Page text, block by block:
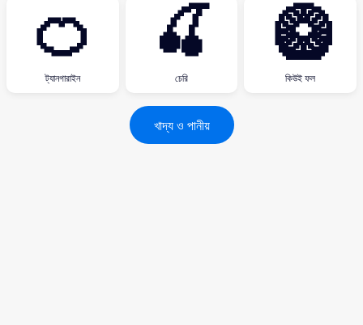
🍊
ট্যানগারাইন
🍒
চেরি
🥝
কিউই ফল
খাদ্য ও পানীয়